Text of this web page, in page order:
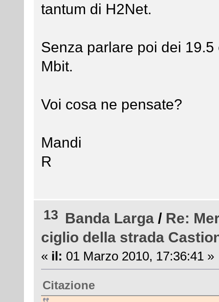
tantum di H2Net.
Senza parlare poi dei
Mbit.
Voi cosa ne pensate?
Mandi
R
13 Banda Larga / Re:
ciglio della strada
« il: 01 Marzo 2010, 17:36:41 »
Citazione